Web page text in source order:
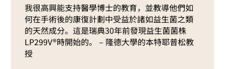
我很高興能支持醫學博士的教育，並教導他們如
何在手術後的康復計劃中受益於諸如益生菌之類
的天然成分。這是瑞典30年前發現益生菌菌株
LP299V®時開始的。 – 隆德大學的本特耶普松教
授